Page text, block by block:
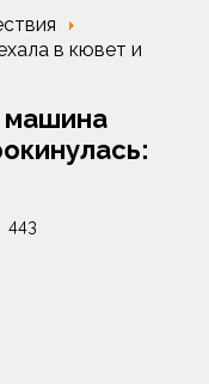
в кювет и
машина
443